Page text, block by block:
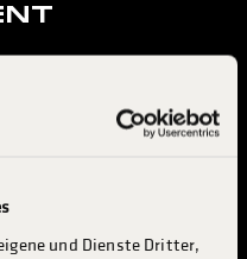
und Dienste Dritter,